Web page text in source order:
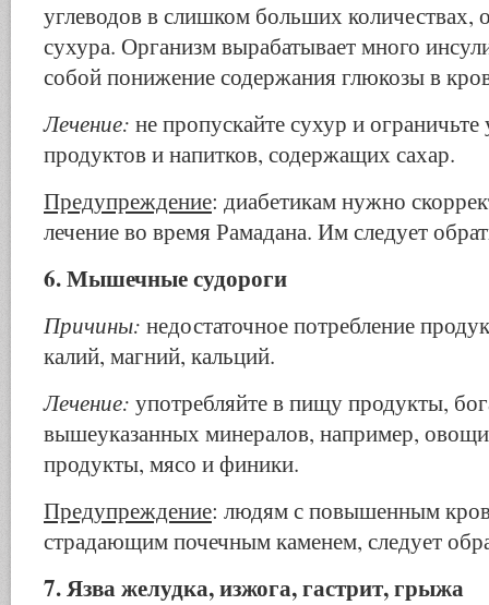
угле­водов в слишком больших количествах,
сухура. Организм вырабатывает много
собой понижение содержания глюкозы в
Лечение: не пропускайте сухур и ограничьте
продуктов и напитков, содержащих сахар.
Предупреждение: диабетикам нужно
лечение во время Рамадана. Им следует
6. Мышечные судороги
Причины: недостаточное потребление
калий, магний, кальций.
Лечение: употребляйте в пищу продукты,
выше­указанных минералов, например,
продукты, мясо и финики.
Предупреждение: людям с повышенным
стра­дающим почечным каменем, следует
7. Язва желудка, изжога, гастрит, грыжа